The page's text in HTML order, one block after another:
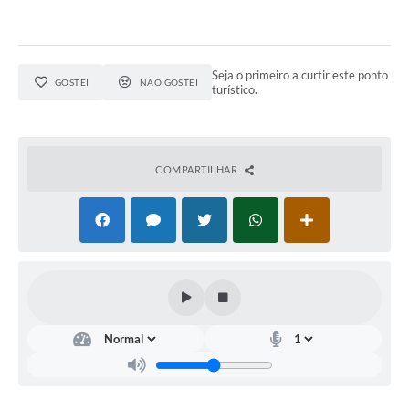
GOSTEI NÃO GOSTEI
Seja o primeiro a curtir este ponto
turístico.
COMPARTILHAR